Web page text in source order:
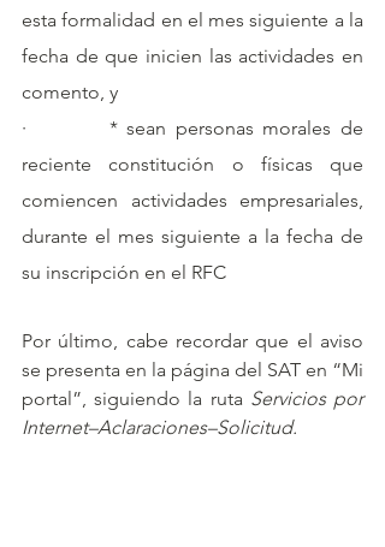
esta formalidad en el mes siguiente a la
fecha de que inicien las actividades en
comento, y
·         * sean personas morales de
reciente constitución o físicas que
comiencen actividades empresariales,
durante el mes siguiente a la fecha de
su inscripción en el RFC
Por último, cabe recordar que el aviso
se presenta en la página del SAT en “Mi
portal”, siguiendo la ruta Servicios por
Internet–Aclaraciones–Solicitud.